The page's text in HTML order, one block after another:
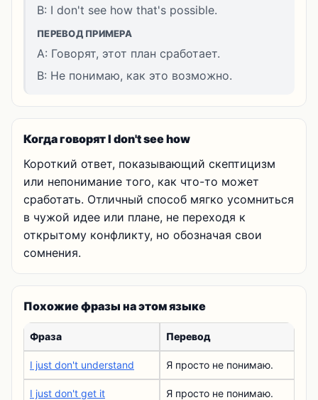
B: I don't see how that's possible.
ПЕРЕВОД ПРИМЕРА
A: Говорят, этот план сработает.
B: Не понимаю, как это возможно.
Когда говорят I don't see how
Короткий ответ, показывающий скептицизм
или непонимание того, как что-то может
сработать. Отличный способ мягко усомниться
в чужой идее или плане, не переходя к
открытому конфликту, но обозначая свои
сомнения.
Похожие фразы на этом языке
Фраза Перевод
I just don't understand Я просто не понимаю.
I just don't get it Я просто не понимаю.